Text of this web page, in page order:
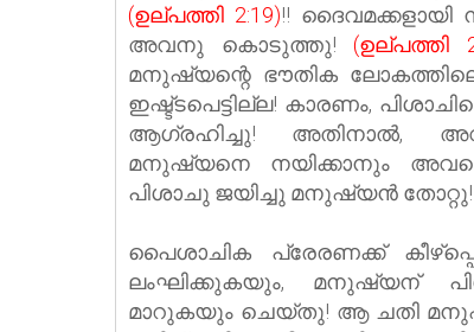
(ഉല്പത്തി 2:19)!! ദൈവമക്കളായി
അവനു കൊടുത്തു! (ഉല്പത്തി
മനുഷ്യന്റെ ഭൗതിക
ഇഷ്ട്ടപെട്ടില്ല! കാരണം,
ആഗ്രഹിച്ചു! അതിനാല്‍,
മനുഷ്യനെ നയിക്കാനും അവനെ
പിശാചു ജയിച്ചു മനുഷ്യന്‍ തോറ്റു!
പൈശാചിക പ്രേരണക്ക്
ലംഘിക്കുകയും,
മനുഷ്യന്
മാറുകയും ചെയ്തു! ആ ചതി